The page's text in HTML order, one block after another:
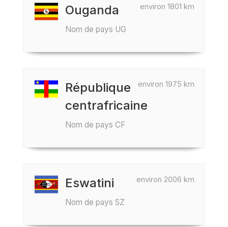
environ 1801 km
Ouganda
Nom de pays UG
environ 1975 km
République
centrafricaine
Nom de pays CF
environ 2006 km
Eswatini
Nom de pays SZ